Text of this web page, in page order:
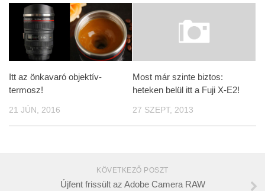
Itt az önkavaró objektív-
termosz!
21 JÚN, 2016
Most már szinte biztos:
heteken belül itt a Fuji X-E2!
27 SZEPT, 2013
KÖVETKEZŐ POSZT
Újfent frissült az Adobe Camera RAW